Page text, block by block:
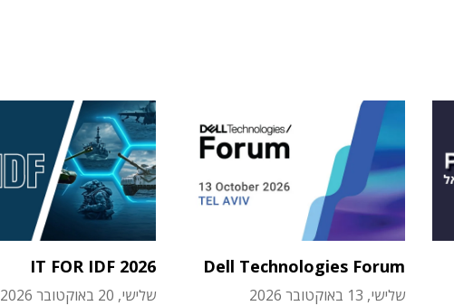
Dell Technologies Forum
שלישי, 13 באוקטובר 2026
IT FOR IDF 2026
שלישי, 20 באוקטובר 2026